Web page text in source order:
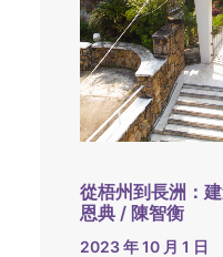
從梧州到長洲：
恩典 / 陳智衡
2023 年 10 月 1 日